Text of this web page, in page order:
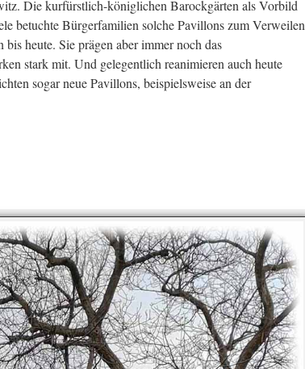
Die kurfürstlich-königlichen Barockgärten als Vorbild
betuchte Bürgerfamilien solche Pavillons zum Verweilen
heute. Sie prägen aber immer noch das
stark mit. Und gelegentlich reanimieren auch heute
sogar neue Pavillons, beispielsweise an der